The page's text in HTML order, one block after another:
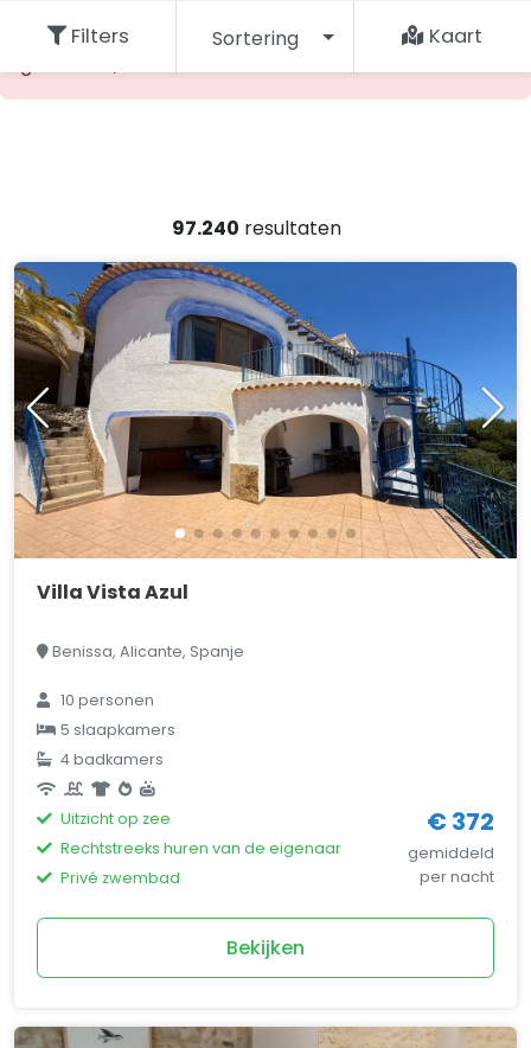
De opgevraagde accommodatie kan niet worden
97.240 resultaten
Filters Sortering Kaart
Villa Vista Azul
Benissa, Alicante, Spanje
10 personen
5 slaapkamers
4 badkamers
Uitzicht op zee
Rechtstreeks huren van de eigenaar
Privé zwembad
€ 372
gemiddeld
per nacht
Bekijken